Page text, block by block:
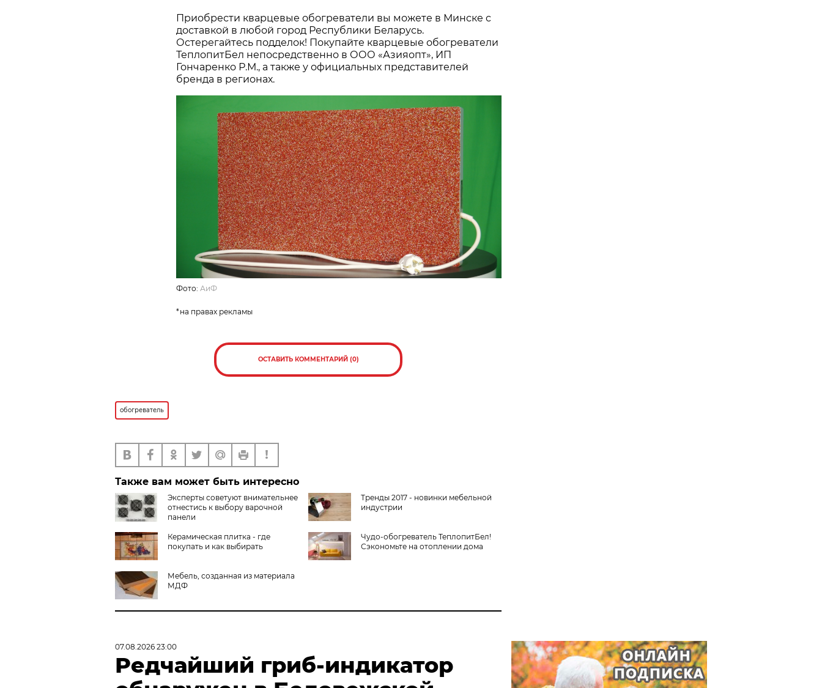
Приобрести кварцевые обогреватели вы можете в Минске с
доставкой в любой город Республики Беларусь.
Остерегайтесь подделок! Покупайте кварцевые обогреватели
ТеплопитБел непосредственно в ООО «Азияопт», ИП
Гончаренко Р.М., а также у официальных представителей
бренда в регионах.
Фото: АиФ
*на правах рекламы
ОСТАВИТЬ КОММЕНТАРИЙ (0)
обогреватель
Также вам может быть интересно
Эксперты советуют внимательнее
отнестись к выбору варочной
панели
Тренды 2017 - новинки мебельной
индустрии
Керамическая плитка - где
покупать и как выбирать
Чудо-обогреватель ТеплопитБел!
Сэкономьте на отоплении дома
Мебель, созданная из материала
МДФ
07.08.2026 23:00
Редчайший гриб-индикатор